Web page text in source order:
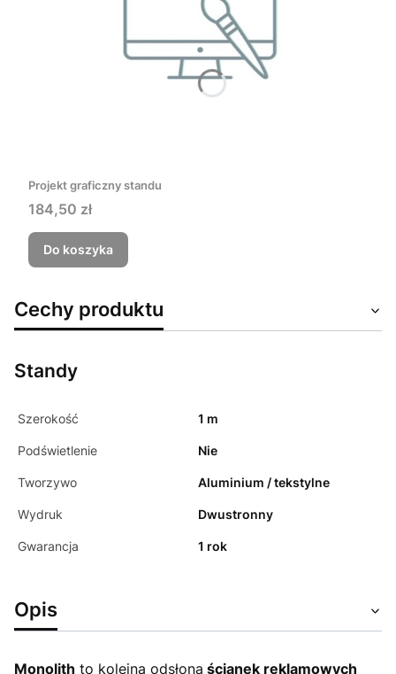
Projekt graficzny standu
Cena
184,50 zł
Do koszyka
Cechy produktu
Standy
Szerokość 1 m
Podświetlenie Nie
Tworzywo Aluminium / tekstylne
Wydruk Dwustronny
Gwarancja 1 rok
Opis
Monolith to kolejna odsłona ścianek reklamowych